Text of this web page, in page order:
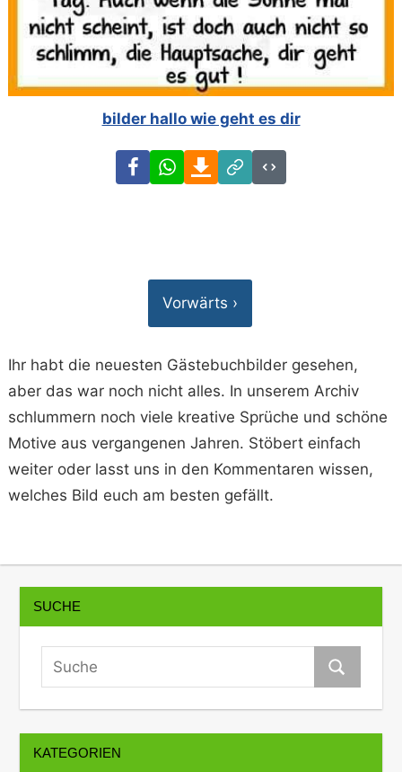
bilder hallo wie geht es dir
FacebookWhatsAppDownload
Link
Code
Vorwärts ›
Ihr habt die neuesten Gästebuchbilder gesehen,
aber das war noch nicht alles. In unserem Archiv
schlummern noch viele kreative Sprüche und schöne
Motive aus vergangenen Jahren. Stöbert einfach
weiter oder lasst uns in den Kommentaren wissen,
welches Bild euch am besten gefällt.
SUCHE
KATEGORIEN